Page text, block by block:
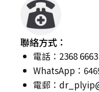
聯絡方式：
電話：2368 6663
WhatsApp：
電郵：